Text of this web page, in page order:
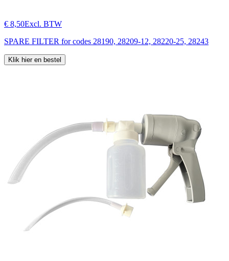
€ 8,50Excl. BTW
SPARE FILTER for codes 28190, 28209-12, 28220-25, 28243
Klik hier en bestel